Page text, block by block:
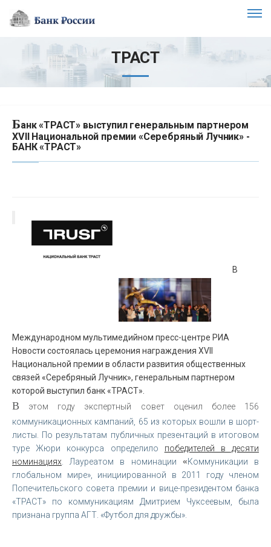
ТРАСТ
Банк «ТРАСТ» выступил генеральным партнером
XVII Национальной премии «Серебряный Лучник» -
БАНК «ТРАСТ»
В
Международном мультимедийном пресс-центре РИА
Новости состоялась церемония награждения XVII
Национальной премии в области развития общественных
связей «Серебряный Лучник», генеральным партнером
которой выступил банк «ТРАСТ».
В этом году экспертный совет оценил более 156
коммуникационных кампаний, 65 из которых вошли в шорт-
листы. По результатам публичных презентаций в итоговом
туре Жюри конкурса определило победителей в десяти
номинациях . Лауреатом в номинации «Коммуникации в
глобальном мире», инициированной в 2011 году членом
Попечительского совета премии и вице-президентом банка
«ТРАСТ» по коммуникациям Дмитрием Чуксеевым, была
признана группа АГТ. «Футбол для дружбы».